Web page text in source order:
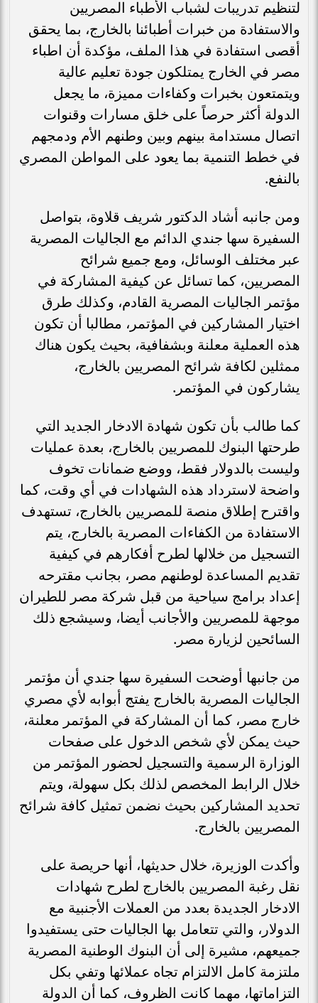
لتنظيم تدريبات لشباب الأطباء المصريين
والاستفادة من خبرات أطبائنا بالخارج، بما يحقق
أقصى استفادة في هذا الملف، مؤكدة أن اطباء
مصر في الخارج يمتلكون جودة تعليم عالية
ويتمتعون بخبرات وكفاءات مميزة، ما يجعل
الدولة أكثر حرصاً على خلق مسارات وقنوات
اتصال مستدامة بينهم وبين وطنهم الأم ودمجهم
في خطط التنمية بما يعود على المواطن المصري
بالنفع.
ومن جانبه أشاد الدكتور شريف قلاوة، بتواصل
السفيرة سها جندي الدائم مع الجاليات المصرية
عبر مختلف الوسائل، ومع جميع شرائح
المصريين، كما تسائل عن كيفية المشاركة في
مؤتمر الجاليات المصرية القادم، وكذلك طرق
اختيار المشاركين في المؤتمر، مطالبا أن تكون
هذه العملية معلنة وبشفافية، بحيث يكون هناك
ممثلين لكافة شرائح المصريين بالخارج،
يشاركون في المؤتمر.
كما طالب بأن تكون شهادة الادخار الجديد التي
طرحتها البنوك للمصريين بالخارج، بعدة عمليات
وليست بالدولار فقط، ووضع ضمانات تخوف
واضحة لاسترداد هذه الشهادات في أي وقت، كما
واقترح إطلاق منصة للمصريين بالخارج، تستهدف
الاستفادة من الكفاءات المصرية بالخارج، يتم
التسجيل من خلالها لطرح أفكارهم في كيفية
تقديم المساعدة لوطنهم مصر، بجانب مقترحه
إعداد برامج سياحية من قبل شركة مصر للطيران
موجهة للمصريين والأجانب أيضا، وسيشجع ذلك
السائحين لزيارة مصر.
من جانبها أوضحت السفيرة سها جندي أن مؤتمر
الجاليات المصرية بالخارج يفتج أبوابه لأي مصري
خارج مصر، كما أن المشاركة في المؤتمر معلنة،
حيث يمكن لأي شخص الدخول على صفحات
الوزارة الرسمية والتسجيل لحضور المؤتمر من
خلال الرابط المخصص لذلك بكل سهولة، ويتم
تحديد المشاركين بحيث نضمن تمثيل كافة شرائح
المصريين بالخارج.
وأكدت الوزيرة، خلال حديثها، أنها حريصة على
نقل رغبة المصريين بالخارج لطرح شهادات
الادخار الجديدة بعدد من العملات الأجنبية مع
الدولار، والتي تتعامل بها الجاليات حتى يستفيدوا
جميعهم، مشيرة إلى أن البنوك الوطنية المصرية
ملتزمة كامل الالتزام تجاه عملائها وتفي بكل
التزاماتها، مهما كانت الظروف، كما أن الدولة